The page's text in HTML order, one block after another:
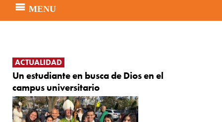
MENU
ACTUALIDAD
Un estudiante en busca de Dios en el
campus universitario